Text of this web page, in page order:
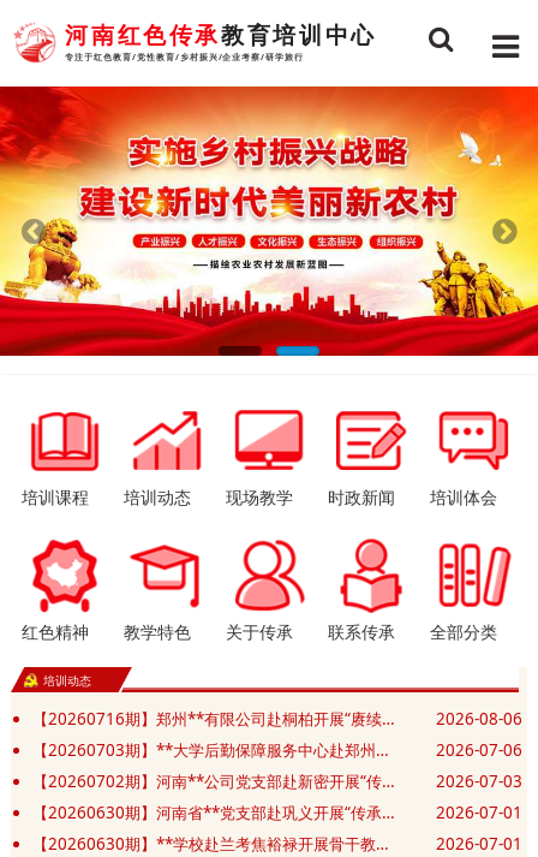
河南红色传承教育培训中心
专注于红色教育/党性教育/乡村振兴/企业考察/研学旅行
培训课程 培训动态 现场教学 时政新闻 培训体会
红色精神 教学特色 关于传承 联系传承 全部分类
培训动态
【20260716期】郑州**有限公司赴桐柏开展“赓续红色血脉 汲取奋进力量”党性修养专题培训班
2026-08-06
【20260703期】**大学后勤保障服务中心赴郑州开展“赓续精神践初心 实干笃行勇担当”主题党日活动
2026-07-06
【20260702期】河南**公司党支部赴新密开展“传承豫西抗战精神 筑牢党建应急先锋”主题党日活动
2026-07-03
【20260630期】河南省**党支部赴巩义开展“传承抗战精神 砥砺奋进新征程”庆七一主题党日活动
2026-07-01
【20260630期】**学校赴兰考焦裕禄开展骨干教师和班主任业务能力提升培训班
2026-07-01